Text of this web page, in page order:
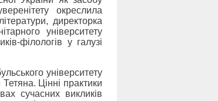
окреслила
директорка
університету
філологів у галузі
університету
Цінні практики
сучасних викликів